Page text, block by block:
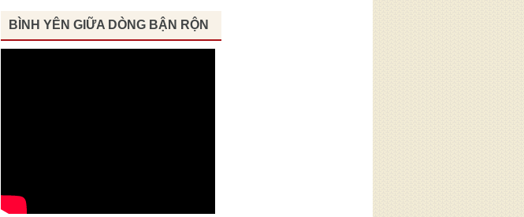
BÌNH YÊN GIỮA DÒNG BẬN RỘN